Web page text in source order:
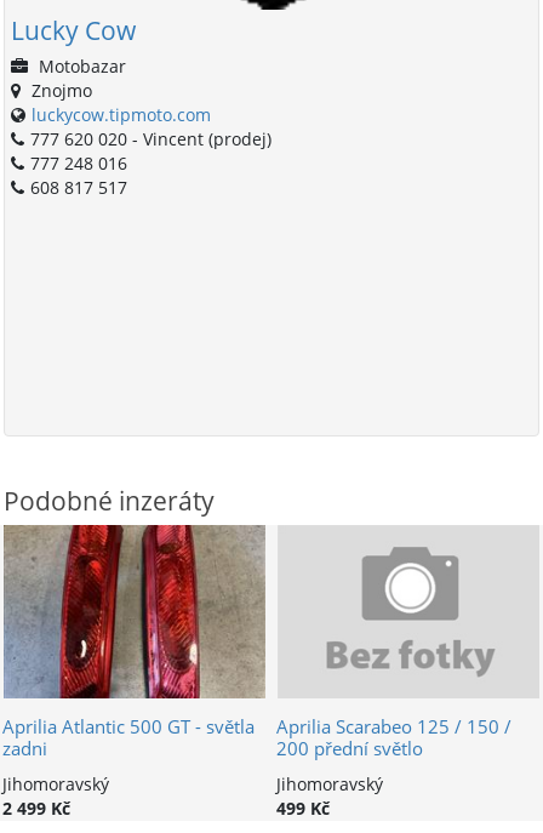
Lucky Cow
Motobazar
Znojmo
luckycow.tipmoto.com
777 620 020 - Vincent (prodej)
777 248 016
608 817 517
Podobné inzeráty
Aprilia Atlantic 500 GT - světla
zadni
Jihomoravský
2 499 Kč
Aprilia Scarabeo 125 / 150 /
200 přední světlo
Jihomoravský
499 Kč